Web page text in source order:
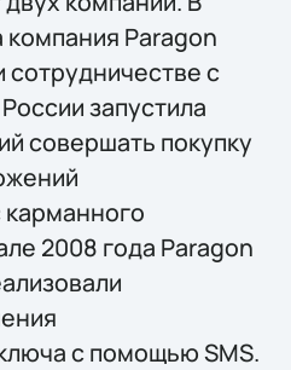
Paragon
сотрудничестве с
запустила
совершать покупку
2008 года Paragon
с помощью SMS.